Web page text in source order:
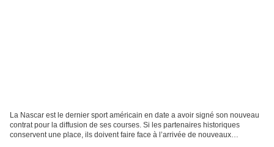
La Nascar est le dernier sport américain en date a avoir signé son nouveau
contrat pour la diffusion de ses courses. Si les partenaires historiques
conservent une place, ils doivent faire face à l’arrivée de nouveaux